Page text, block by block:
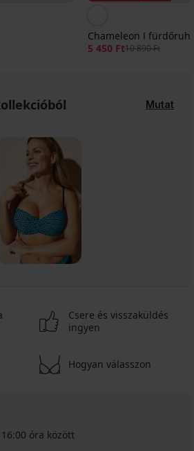
Chameleon I
5 450 Ft10 890 Ft
Mutat
Csere és visszaküldés
ingyen
Hogyan válasszon
óra között